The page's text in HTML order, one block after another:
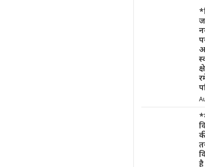
है